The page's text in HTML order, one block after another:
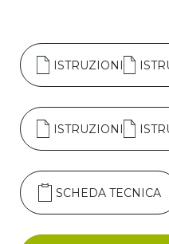
ISTRUZIONI
ISTRUZIONI
SCHEDA TECNICA